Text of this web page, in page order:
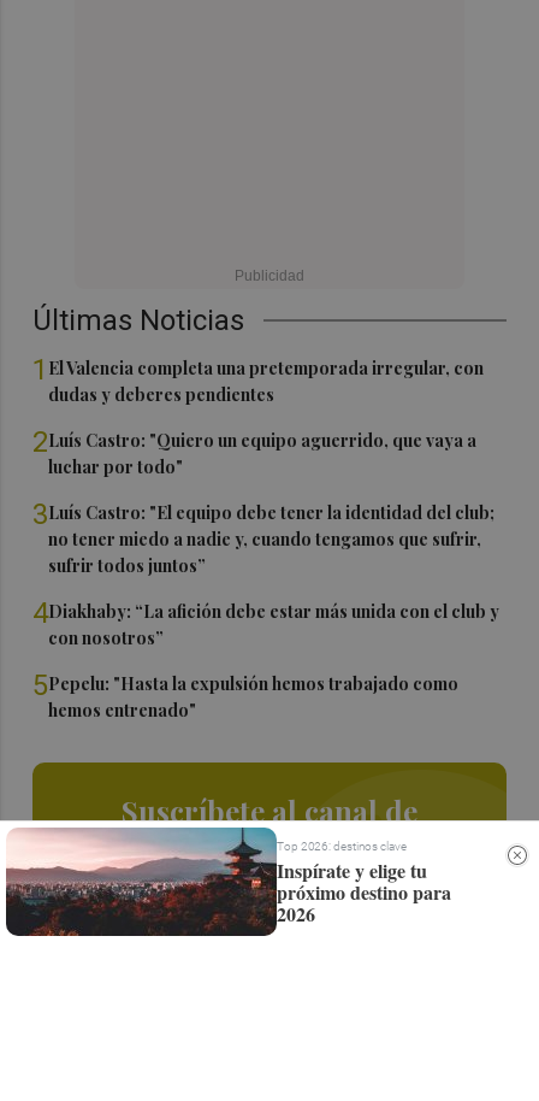
Últimas Noticias
1 El Valencia completa una pretemporada irregular, con
dudas y deberes pendientes
2Luís Castro: "Quiero un equipo aguerrido, que vaya a
luchar por todo"
3Luís Castro: "El equipo debe tener la identidad del club;
no tener miedo a nadie y, cuando tengamos que sufrir,
sufrir todos juntos”
4Diakhaby: “La afición debe estar más unida con el club y
con nosotros”
5Pepelu: "Hasta la expulsión hemos trabajado como
hemos entrenado"
Suscríbete al canal de
Whatsapp
Siempre al día de las últimas noticias
¡Quiero suscribirme!
Top 2026: destinos clave
Inspírate y elige tu
próximo destino para
2026